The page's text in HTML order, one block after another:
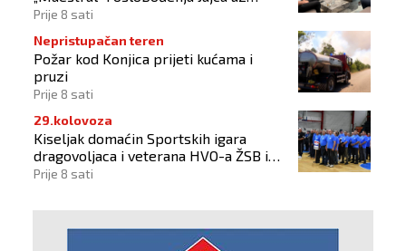
pokroviteljstvo HNS-a BiH
Prije 8 sati
Nepristupačan teren
Požar kod Konjica prijeti kućama i
pruzi
Prije 8 sati
29.kolovoza
Kiseljak domaćin Sportskih igara
dragovoljaca i veterana HVO-a ŽSB i
Dana branitelja
Prije 8 sati